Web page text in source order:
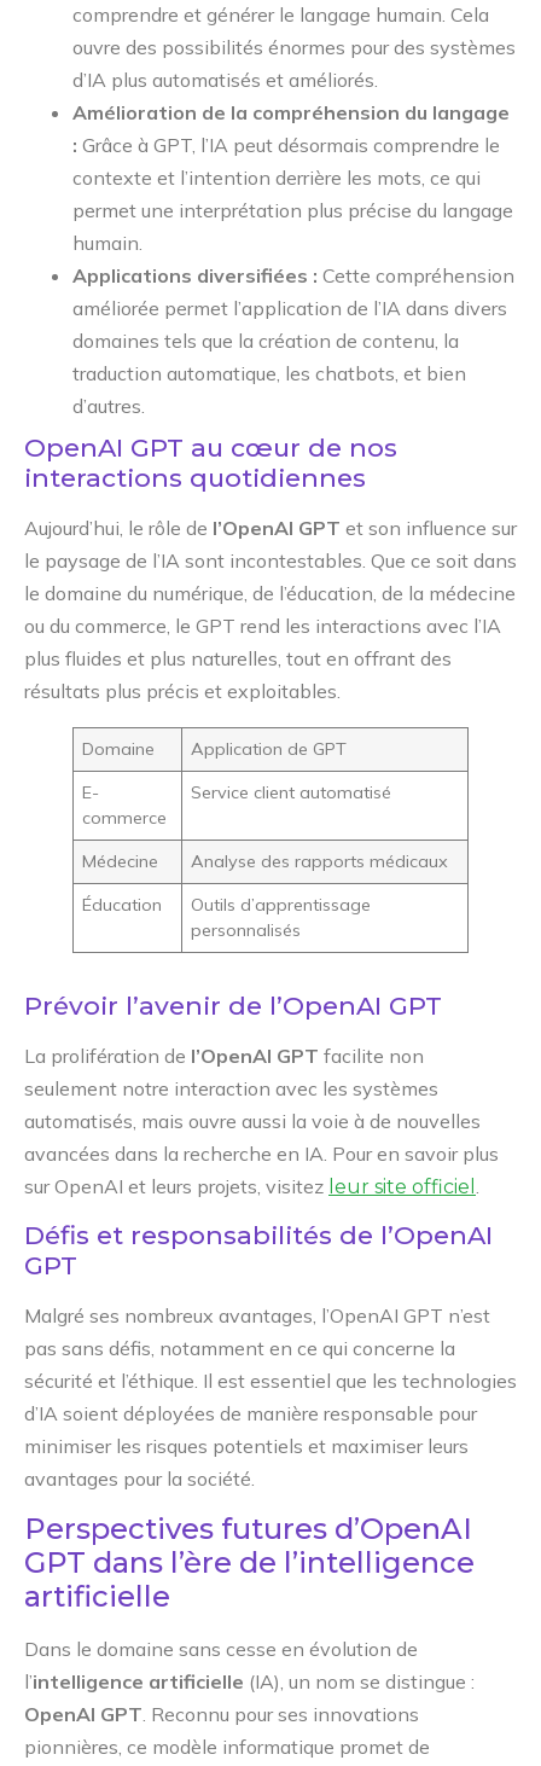
comprendre et générer le langage humain. Cela
ouvre des possibilités énormes pour des systèmes
d’IA plus automatisés et améliorés.
Amélioration de la compréhension du langage
: Grâce à GPT, l’IA peut désormais comprendre le
contexte et l’intention derrière les mots, ce qui
permet une interprétation plus précise du langage
humain.
Applications diversifiées : Cette compréhension
améliorée permet l’application de l’IA dans divers
domaines tels que la création de contenu, la
traduction automatique, les chatbots, et bien
d’autres.
OpenAI GPT au cœur de nos
interactions quotidiennes
Aujourd’hui, le rôle de l’OpenAI GPT et son influence sur
le paysage de l’IA sont incontestables. Que ce soit dans
le domaine du numérique, de l’éducation, de la médecine
ou du commerce, le GPT rend les interactions avec l’IA
plus fluides et plus naturelles, tout en offrant des
résultats plus précis et exploitables.
Domaine
Application de GPT
E-
commerce
Service client automatisé
Médecine
Analyse des rapports médicaux
Éducation
Outils d’apprentissage
personnalisés
Prévoir l’avenir de l’OpenAI GPT
La prolifération de l’OpenAI GPT facilite non
seulement notre interaction avec les systèmes
automatisés, mais ouvre aussi la voie à de nouvelles
avancées dans la recherche en IA. Pour en savoir plus
sur OpenAI et leurs projets, visitez leur site officiel
Défis et responsabilités de l’OpenAI
GPT
Malgré ses nombreux avantages, l’OpenAI GPT n’est
pas sans défis, notamment en ce qui concerne la
sécurité et l’éthique. Il est essentiel que les technologies
d’IA soient déployées de manière responsable pour
minimiser les risques potentiels et maximiser leurs
avantages pour la société.
Perspectives futures d’OpenAI
GPT dans l’ère de l’intelligence
artificielle
Dans le domaine sans cesse en évolution de
l’intelligence artificielle (IA), un nom se distingue :
OpenAI GPT. Reconnu pour ses innovations
pionnières, ce modèle informatique promet de